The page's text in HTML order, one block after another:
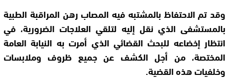
وقد تم الاحتفاظ بالمشتبه فيه المصاب رهن المراقبة الطبية
بالمستشفى الذي نقل إليه لتلقي العلاجات الضرورية، في
انتظار إخضاعه للبحث القضائي الذي أمرت به النيابة العامة
المختصة، من أجل الكشف عن جميع ظروف وملابسات
وخلفيات هذه القضية.